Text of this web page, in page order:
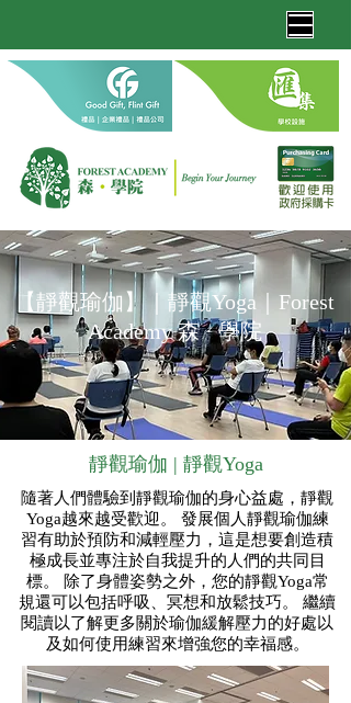
【靜觀瑜伽 】 ｜靜觀Yoga｜ Forest
Academy 森 · 學院
靜觀瑜伽 | 靜觀Yoga
隨著人們體驗到靜觀瑜伽的身心益處，靜觀
Yoga越來越受歡迎。 發展個人靜觀瑜伽練
習有助於預防和減輕壓力，這是想要創造積
極成長並專注於自我提升的人們的共同目
標。 除了身體姿勢之外，您的靜觀Yoga常
規還可以包括呼吸、冥想和放鬆技巧。 繼續
閱讀以了解更多關於瑜伽緩解壓力的好處以
及如何使用練習來增強您的幸福感。